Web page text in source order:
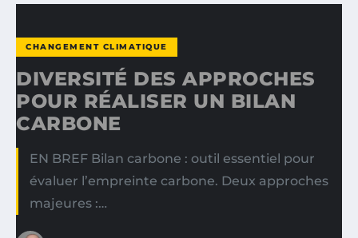
CHANGEMENT CLIMATIQUE
DIVERSITÉ DES APPROCHES
POUR RÉALISER UN BILAN
CARBONE
EN BREF Bilan carbone : outil essentiel pour
évaluer l’empreinte carbone. Deux approches
majeures :…